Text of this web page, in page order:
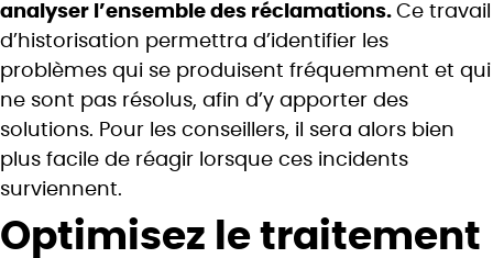
analyser l’ensemble des réclamations. Ce travail
d’historisation permettra d’identifier les
problèmes qui se produisent fréquemment et qui
ne sont pas résolus, afin d’y apporter des
solutions. Pour les conseillers, il sera alors bien
plus facile de réagir lorsque ces incidents
surviennent.
Optimisez le traitement